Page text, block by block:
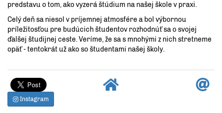
predstavu o tom, ako vyzerá štúdium na našej škole v praxi.
Celý deň sa niesol v príjemnej atmosfére a bol výbornou
príležitosťou pre budúcich študentov rozhodnúť sa o svojej
ďalšej študijnej ceste. Veríme, že sa s mnohými z nich stretneme
opäť - tentokrát už ako so študentami našej školy.
Instagram